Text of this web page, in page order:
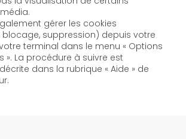
gérer les cookies
suppression) depuis votre
terminal dans le menu « Options
». La procédure à suivre est
dans la rubrique « Aide » de